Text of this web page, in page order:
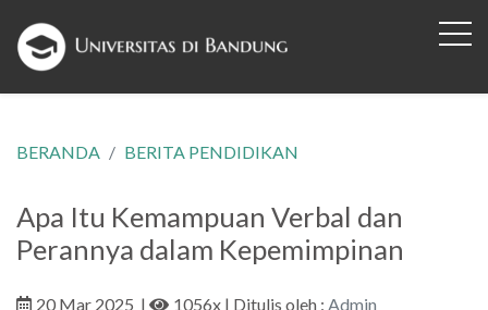
BERANDA BERITA PENDIDIKAN
Apa Itu Kemampuan Verbal dan
Perannya dalam Kepemimpinan
20 Mar 2025 | 1056x | Ditulis oleh : Admin